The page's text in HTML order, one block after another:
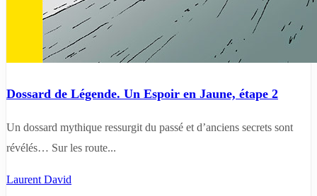
Dossard de Légende. Un Espoir en Jaune, étape 2
Un dossard mythique ressurgit du passé et d’anciens secrets sont
révélés… Sur les route...
Laurent David